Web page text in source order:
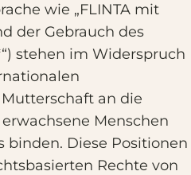
wie „FLINTA mit
der Gebrauch des
stehen im Widerspruch
an die
Menschen
binden. Diese Positionen
Rechte von